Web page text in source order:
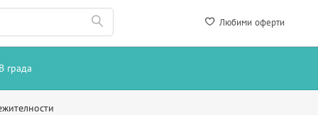
Любими оферти
града